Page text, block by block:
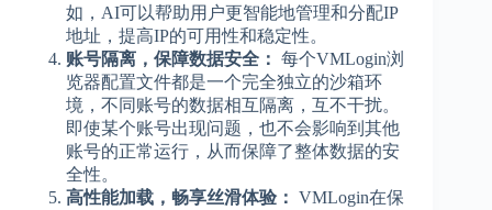
如，AI可以帮助用户更智能地管理和分配IP
地址，提高IP的可用性和稳定性。
账号隔离，保障数据安全： 每个VMLogin浏
览器配置文件都是一个完全独立的沙箱环
境，不同账号的数据相互隔离，互不干扰。
即使某个账号出现问题，也不会影响到其他
账号的正常运行，从而保障了整体数据的安
全性。
高性能加载，畅享丝滑体验： VMLogin在保